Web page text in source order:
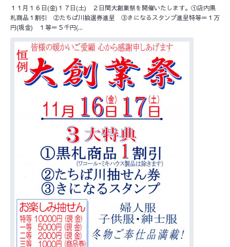
１１月１６日(金)１７日(土) ２日間大創業祭を開催いたします。①店内黒
札商品１割引 ②たちば川抽選券進呈 ③きになるスタンプ進呈特等＝１万
円(現金) １等＝５千円(...